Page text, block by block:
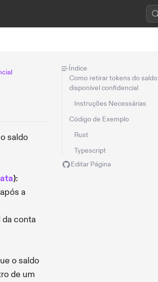
saldo
):
a
conta
o saldo
de um
Índice
Como retirar tokens do saldo
disponível confidencial
Instruções Necessárias
Código de Exemplo
Rust
Typescript
Editar Página